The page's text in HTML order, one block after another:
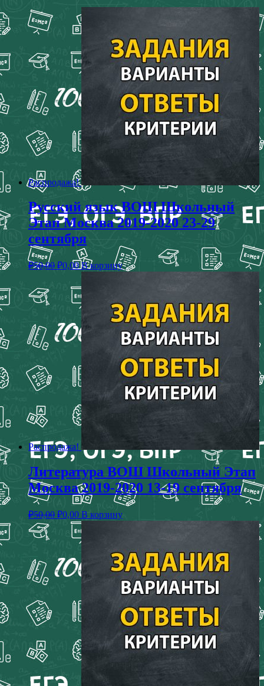
Распродажа!
Русский язык ВОШ Школьный
Этап Москва 2019-2020 23-29
сентября
₽50,00 ₽0,00 В корзину
Распродажа!
Литература ВОШ Школьный Этап
Москва 2019-2020 13-19 сентября
₽50,00 ₽0,00 В корзину